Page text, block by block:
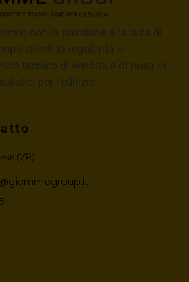
con la passione e la cura di
clienti la regolarità e
tecnico di vendita e di posa in
per l’edilizia
(VR)